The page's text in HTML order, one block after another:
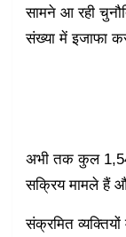
सामने आ रही
संख्‍या में इजाफा
अभी तक कुल
सक्रिय मामले हैं
संक्रमित